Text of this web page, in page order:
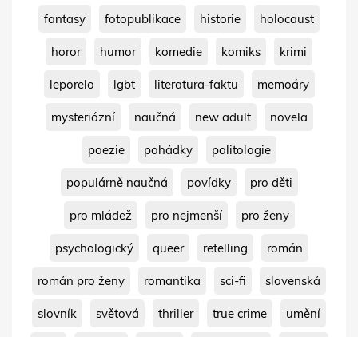
fantasy fotopublikace historie holocaust
horor humor komedie komiks krimi
leporelo lgbt literatura-faktu memoáry
mysteriózní naučná new adult novela
poezie pohádky politologie
populárně naučná povídky pro děti
pro mládež pro nejmenší pro ženy
psychologický queer retelling román
román pro ženy romantika sci-fi slovenská
slovník světová thriller true crime umění